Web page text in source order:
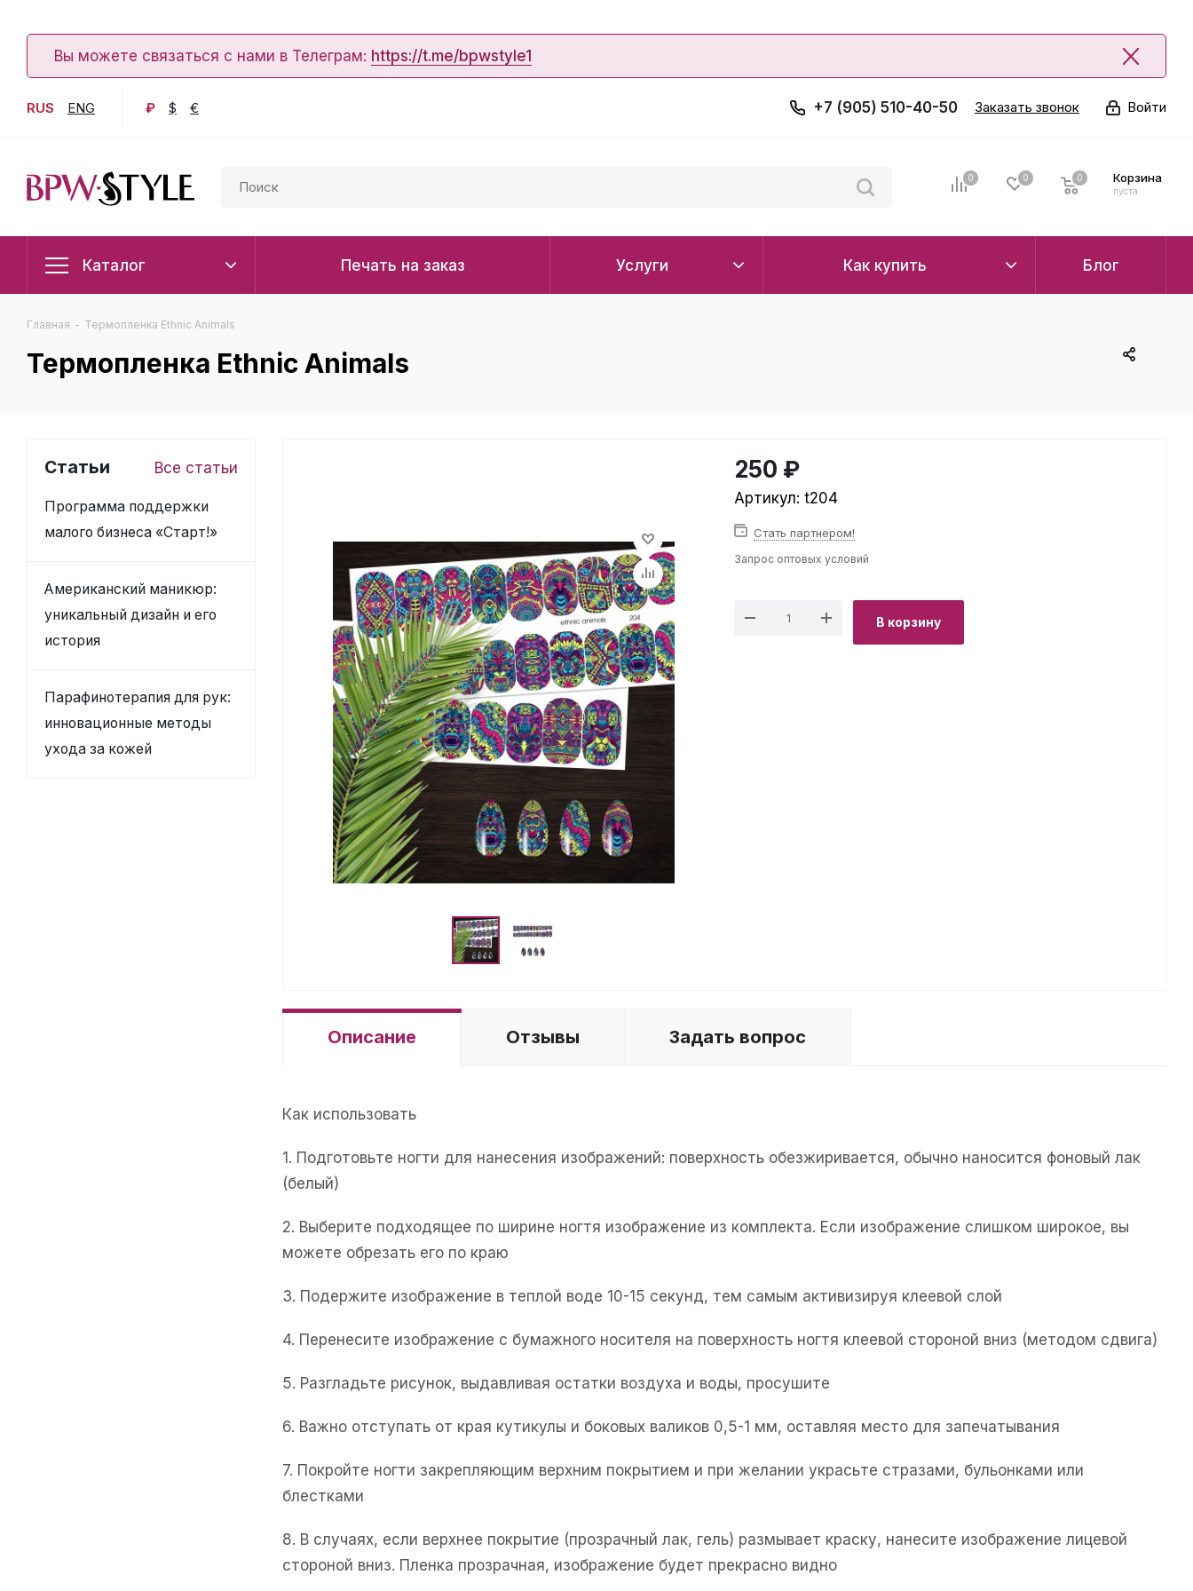
Вы можете связаться с нами в Телеграм: https://t.me/bpwstyle1
RUS ENG ₽ $ € Войти
+7 (905) 510-40-50 Заказать звонок
0 0 Корзина
0
пуста
0
Каталог Печать на заказ Услуги Как купить Блог
Главная - Термопленка Ethnic Animals
Термопленка Ethnic Animals
250 ₽
Артикул: t204
Стать партнером!
Запрос оптовых условий
В корзину
Описание Отзывы Задать вопрос
Как использовать
1. Подготовьте ногти для нанесения изображений: поверхность обезжиривается, обычно наносится фоновый лак
(белый)
2. Выберите подходящее по ширине ногтя изображение из комплекта. Если изображение слишком широкое, вы
можете обрезать его по краю
3. Подержите изображение в теплой воде 10-15 секунд, тем самым активизируя клеевой слой
4. Перенесите изображение с бумажного носителя на поверхность ногтя клеевой стороной вниз (методом сдвига)
5. Разгладьте рисунок, выдавливая остатки воздуха и воды, просушите
6. Важно отступать от края кутикулы и боковых валиков 0,5-1 мм, оставляя место для запечатывания
7. Покройте ногти закрепляющим верхним покрытием и при желании украсьте стразами, бульонками или
блестками
8. В случаях, если верхнее покрытие (прозрачный лак, гель) размывает краску, нанесите изображение лицевой
стороной вниз. Пленка прозрачная, изображение будет прекрасно видно
Статьи Все статьи
Программа поддержки
малого бизнеса «Старт!»
Американский маникюр:
уникальный дизайн и его
история
Парафинотерапия для рук:
инновационные методы
ухода за кожей